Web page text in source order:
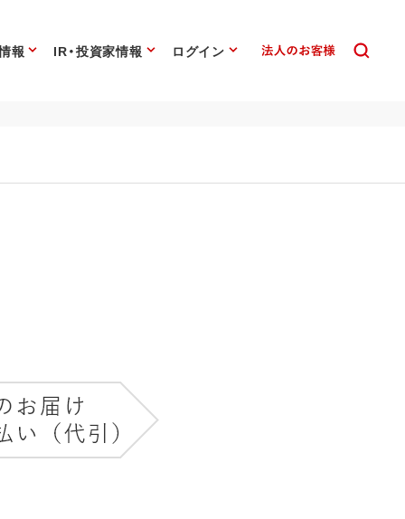
報 IR・投資家情報 ログイン